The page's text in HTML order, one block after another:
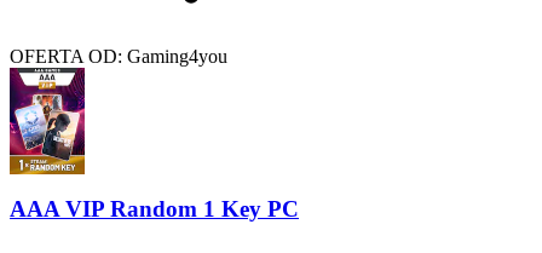
OFERTA OD: Gaming4you
AAA VIP Random 1 Key PC